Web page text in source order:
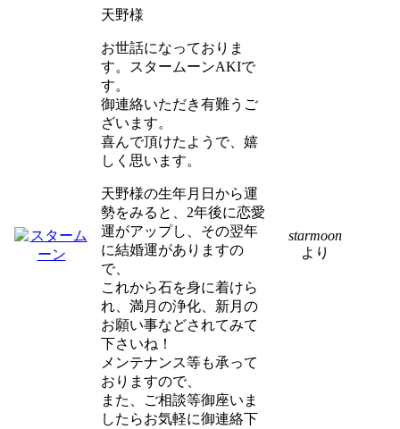
天野様
お世話になっておりま
す。スタームーンAKIで
す。
御連絡いただき有難うご
ざいます。
喜んで頂けたようで、嬉
しく思います。
天野様の生年月日から運
勢をみると、2年後に恋愛
運がアップし、その翌年
に結婚運がありますの
で、
これから石を身に着けら
れ、満月の浄化、新月の
お願い事などされてみて
下さいね！
メンテナンス等も承って
おりますので、
また、ご相談等御座いま
したらお気軽に御連絡下
starmoon
より